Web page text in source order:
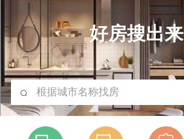
好房搜出来
根据城市名称找房